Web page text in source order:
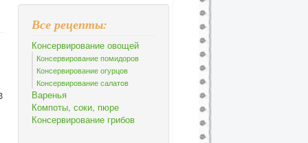
Все рецепты:
Консервирование овощей
Консервирование помидоров
Консервирование огурцов
Консервирование салатов
Варенья
Компоты, соки, пюре
Консервирование грибов